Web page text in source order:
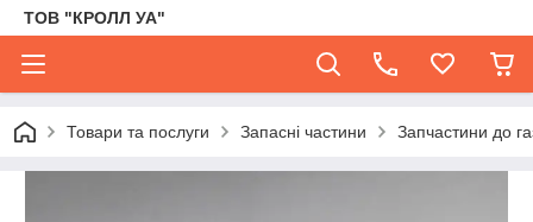
ТОВ "КРОЛЛ УА"
Товари та послуги Запасні частини Запчастини до